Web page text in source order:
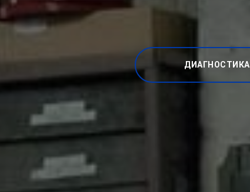
ДИАГНОСТИКА